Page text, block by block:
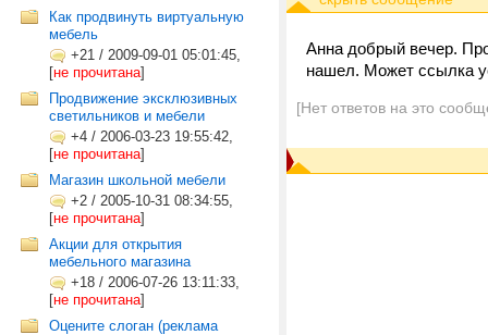
Как продвинуть виртуальную
мебель
+21 / 2009-09-01 05:01:45,
[не прочитана]
Продвижение эксклюзивных
светильников и мебели
+4 / 2006-03-23 19:55:42,
[не прочитана]
Магазин школьной мебели
+2 / 2005-10-31 08:34:55,
[не прочитана]
Акции для открытия
мебельного магазина
+18 / 2006-07-26 13:11:33,
[не прочитана]
Оцените слоган (реклама
Анна добрый вечер.
нашел. Может ссылка
[Нет ответов на это